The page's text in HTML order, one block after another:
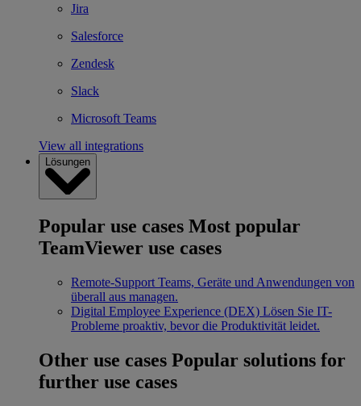
Jira
Salesforce
Zendesk
Slack
Microsoft Teams
View all integrations
Lösungen
Popular use cases Most popular
TeamViewer use cases
Remote-Support Teams, Geräte und Anwendungen von
überall aus managen.
Digital Employee Experience (DEX) Lösen Sie IT-
Probleme proaktiv, bevor die Produktivität leidet.
Other use cases Popular solutions for
further use cases